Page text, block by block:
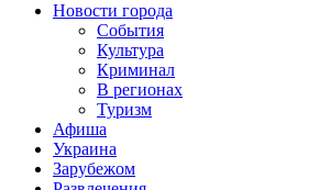
Новости города
События
Культура
Криминал
В регионах
Туризм
Афиша
Украина
Зарубежом